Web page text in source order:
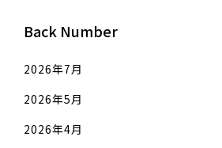
Back Number
2026年7月
2026年5月
2026年4月